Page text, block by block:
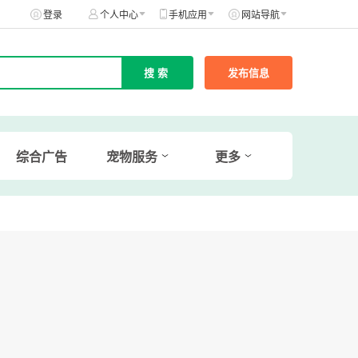
登录 个人中心 手机应用 网站导航
发布信息
综合广告 宠物服务 更多